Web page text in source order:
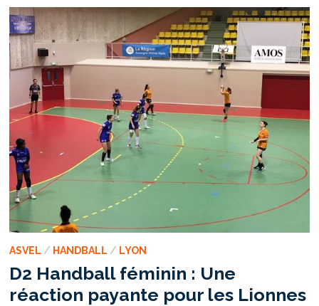
ASVEL / HANDBALL / LYON
D2 Handball féminin : Une
réaction payante pour les Lionnes